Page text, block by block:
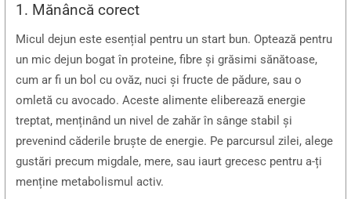
1. Mănâncă corect
Micul dejun este esențial pentru un start bun. Optează pentru
un mic dejun bogat în proteine, fibre și grăsimi sănătoase,
cum ar fi un bol cu ovăz, nuci și fructe de pădure, sau o
omletă cu avocado. Aceste alimente eliberează energie
treptat, menținând un nivel de zahăr în sânge stabil și
prevenind căderile bruște de energie. Pe parcursul zilei, alege
gustări precum migdale, mere, sau iaurt grecesc pentru a-ți
menține metabolismul activ.